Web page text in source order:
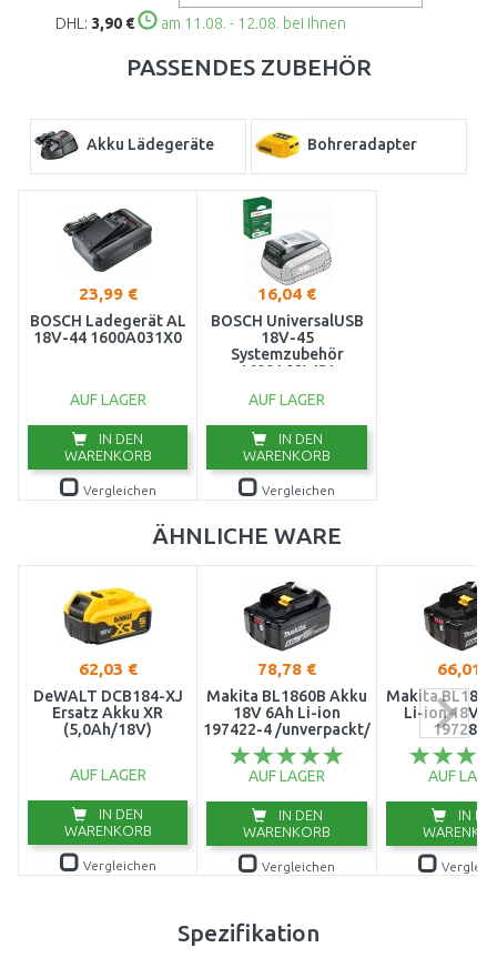
DHL: 3,90 € am 11.08. - 12.08. bei Ihnen
PASSENDES ZUBEHÖR
Akku Lädegeräte Bohreradapter
23,99 €
BOSCH Ladegerät AL
18V-44 1600A031X0
AUF LAGER
IN DEN
WARENKORB
Vergleichen
16,04 €
BOSCH UniversalUSB
18V-45
Systemzubehör
1600A02WS1
AUF LAGER
IN DEN
WARENKORB
Vergleichen
ÄHNLICHE WARE
62,03 €
DeWALT DCB184-XJ
Ersatz Akku XR
(5,0Ah/18V)
AUF LAGER
IN DEN
WARENKORB
Vergleichen
78,78 €
Makita BL1860B Akku
18V 6Ah Li-ion
197422-4 /unverpackt/
AUF LAGER
IN DEN
WARENKORB
Vergleichen
66,01 €
Makita
Li-ion 18V/
197280-
AUF
IN
Spezifikation